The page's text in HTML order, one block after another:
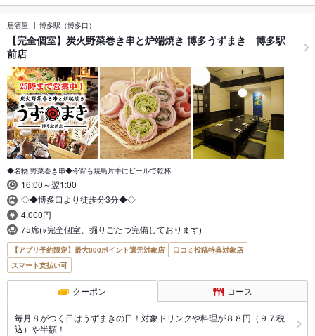
居酒屋 博多駅（博多口）
【完全個室】炭火野菜巻き串と炉端焼き 博多うずまき 博多駅
前店
◆名物 野菜巻き串◆今宵も焼鳥片手にビールで乾杯
16:00～翌1:00
◇◆博多口より徒歩分3分◆◇
4,000円
75席(※完全個室、掘りごたつ完備しております)
【アプリ予約限定】最大800ポイント還元対象店
口コミ投稿特典対象店
スマート支払い可
クーポン コース
毎月８がつく日はうずまきの日！対象ドリンクや料理が８８円（９７税
込）や半額！